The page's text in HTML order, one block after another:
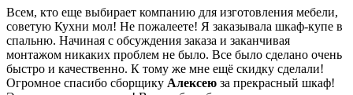
Всем, кто еще выбирает компанию для изготовления мебели,
советую Кухни мол! Не пожалеете! Я заказывала шкаф-купе в
спальню. Начиная с обсуждения заказа и заканчивая
монтажом никаких проблем не было. Все было сделано очень
быстро и качественно. К тому же мне ещё скидку сделали!
Огромное спасибо сборщику Алексею за прекрасный шкаф!